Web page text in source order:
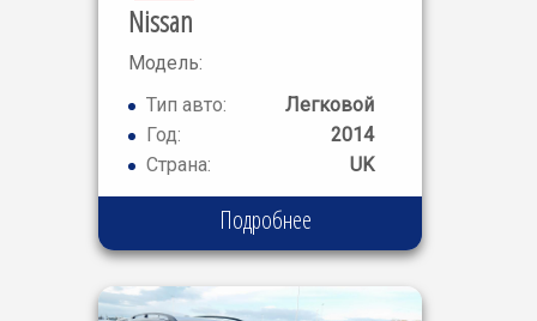
Nissan
Модель:
Qashqai
Tekna DCI
Тип авто:
Легковой
Год:
2014
Страна:
UK
Подробнее